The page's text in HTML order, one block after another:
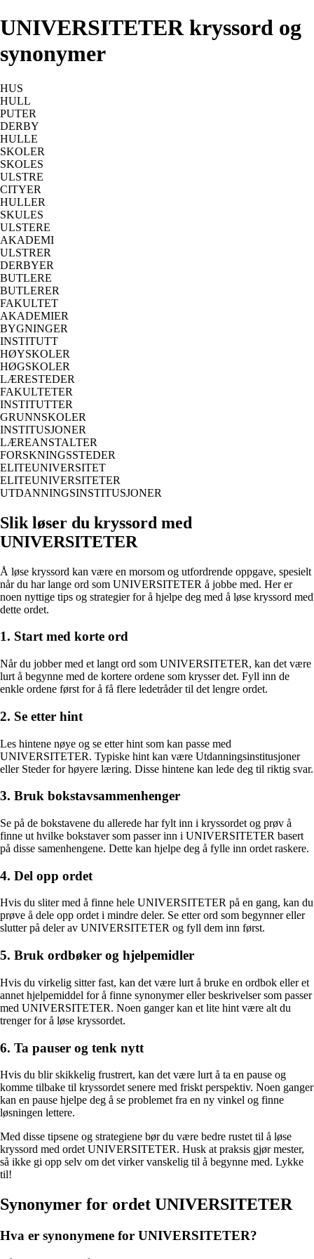
UNIVERSITETER kryssord og
synonymer
HUS
HULL
PUTER
DERBY
HULLE
SKOLER
SKOLES
ULSTRE
CITYER
HULLER
SKULES
ULSTERE
AKADEMI
ULSTRER
DERBYER
BUTLERE
BUTLERER
FAKULTET
AKADEMIER
BYGNINGER
INSTITUTT
HØYSKOLER
HØGSKOLER
LÆRESTEDER
FAKULTETER
INSTITUTTER
GRUNNSKOLER
INSTITUSJONER
LÆREANSTALTER
FORSKNINGSSTEDER
ELITEUNIVERSITET
ELITEUNIVERSITETER
UTDANNINGSINSTITUSJONER
Slik løser du kryssord med
UNIVERSITETER
Å løse kryssord kan være en morsom og utfordrende oppgave, spesielt
når du har lange ord som UNIVERSITETER å jobbe med. Her er
noen nyttige tips og strategier for å hjelpe deg med å løse kryssord med
dette ordet.
1. Start med korte ord
Når du jobber med et langt ord som UNIVERSITETER, kan det være
lurt å begynne med de kortere ordene som krysser det. Fyll inn de
enkle ordene først for å få flere ledetråder til det lengre ordet.
2. Se etter hint
Les hintene nøye og se etter hint som kan passe med
UNIVERSITETER. Typiske hint kan være Utdanningsinstitusjoner
eller Steder for høyere læring. Disse hintene kan lede deg til riktig svar.
3. Bruk bokstavsammenhenger
Se på de bokstavene du allerede har fylt inn i kryssordet og prøv å
finne ut hvilke bokstaver som passer inn i UNIVERSITETER basert
på disse samenhengene. Dette kan hjelpe deg å fylle inn ordet raskere.
4. Del opp ordet
Hvis du sliter med å finne hele UNIVERSITETER på en gang, kan du
prøve å dele opp ordet i mindre deler. Se etter ord som begynner eller
slutter på deler av UNIVERSITETER og fyll dem inn først.
5. Bruk ordbøker og hjelpemidler
Hvis du virkelig sitter fast, kan det være lurt å bruke en ordbok eller et
annet hjelpemiddel for å finne synonymer eller beskrivelser som passer
med UNIVERSITETER. Noen ganger kan et lite hint være alt du
trenger for å løse kryssordet.
6. Ta pauser og tenk nytt
Hvis du blir skikkelig frustrert, kan det være lurt å ta en pause og
komme tilbake til kryssordet senere med friskt perspektiv. Noen ganger
kan en pause hjelpe deg å se problemet fra en ny vinkel og finne
løsningen lettere.
Med disse tipsene og strategiene bør du være bedre rustet til å løse
kryssord med ordet UNIVERSITETER. Husk at praksis gjør mester,
så ikke gi opp selv om det virker vanskelig til å begynne med. Lykke
til!
Synonymer for ordet UNIVERSITETER
Hva er synonymene for UNIVERSITETER?